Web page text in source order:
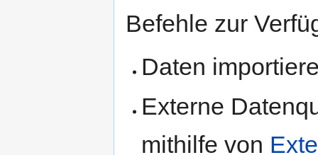
Befehle zur
Daten
Externe
mithilfe von